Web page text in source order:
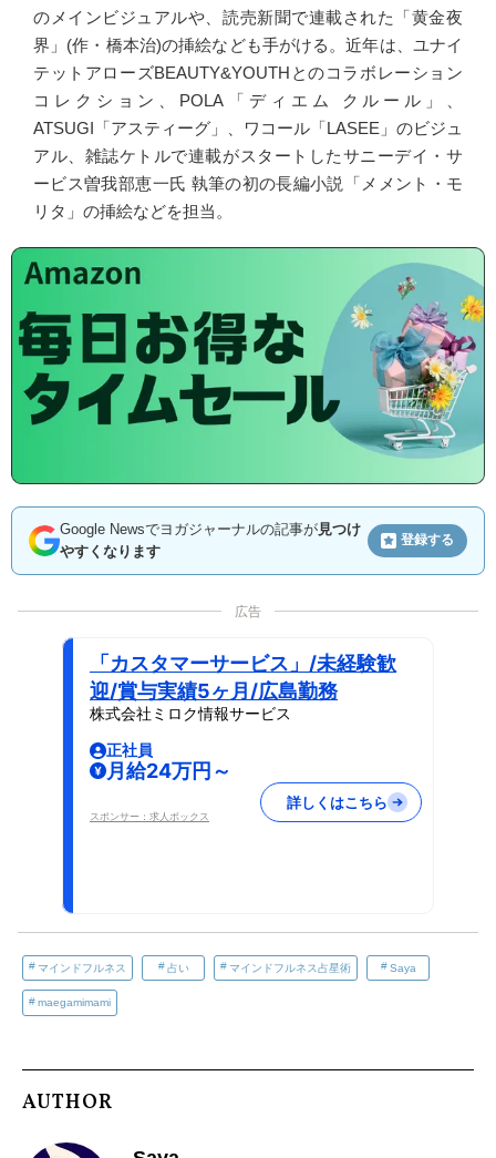
のメインビジュアルや、読売新聞で連載された「黄金夜
界」(作・橋本治)の挿絵なども手がける。近年は、ユナイ
テットアローズBEAUTY&YOUTHとのコラボレーション
コレクション、POLA「ディエム クルール」、
ATSUGI「アスティーグ」、ワコール「LASEE」のビジュ
アル、雑誌ケトルで連載がスタートしたサニーデイ・サ
ービス曽我部恵一氏 執筆の初の長編小説「メメント・モ
リタ」の挿絵などを担当。
Google Newsでヨガジャーナルの記事が見つけ
やすくなります
登録する
広告
「カスタマーサービス」/未経験歓
迎/賞与実績5ヶ月/広島勤務
株式会社ミロク情報サービス
正社員
月給24万円～
スポンサー：求人ボックス
詳しくはこちら
マインドフルネス 占い マインドフルネス占星術 Saya
maegamimami
AUTHOR